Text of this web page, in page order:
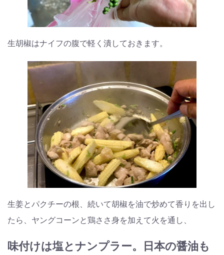
生胡椒はナイフの腹で軽く潰しておきます。
生姜とパクチーの根、続いて胡椒を油で炒めて香りを出し
たら、ヤングコーンと鶏ささ身を加えて火を通し、
味付けは塩とナンプラー。日本の醤油も